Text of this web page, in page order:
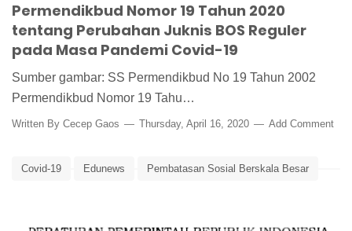
Permendikbud Nomor 19 Tahun 2020
tentang Perubahan Juknis BOS Reguler
pada Masa Pandemi Covid-19
Sumber gambar: SS Permendikbud No 19 Tahun 2002
Permendikbud Nomor 19 Tahu…
Written By Cecep Gaos Thursday, April 16, 2020 Add Comment
Covid-19 Edunews Pembatasan Sosial Berskala Besar